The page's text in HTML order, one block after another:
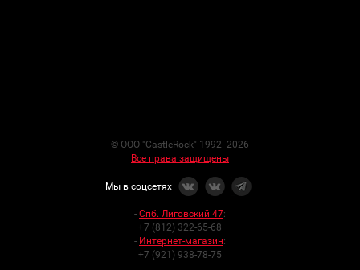
© ООО "CastleRock" 1992- 2026
Все права защищены
Мы в соцсетях
- Спб. Лиговский 47:
+7 (812) 322-65-68
- Интернет-магазин:
+7 (921) 938-78-75